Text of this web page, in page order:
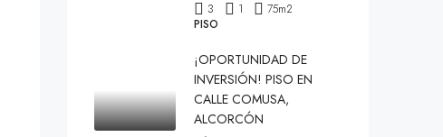
3 1 75m2
PISO
¡OPORTUNIDAD DE
INVERSIÓN! PISO EN
CALLE COMUSA,
ALCORCÓN